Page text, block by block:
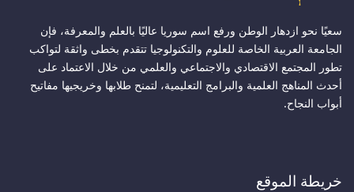
سعيًا نحو ازدهار الوطن ورفع اسم سوريا عاليًا بالعلم والمعرفة، فإن
الجامعة العربية الخاصة للعلوم والتكنولوجيا تتقدم بخطى واثقة لتواكب
تطور المجتمع الاقتصادي والاجتماعي والعلمي من خلال الاعتماد على
أحدث المناهج العلمية والبرامج التعليمية، لتمنح طلابها وخريجيها مفاتيح
أبواب النجاح.
خريطة الموقع